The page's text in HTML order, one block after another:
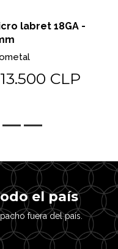
labret 18GA -
CLP
el país
fuera del país.